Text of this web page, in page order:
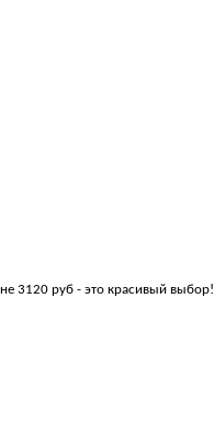
3120 руб - это красивый выбор!